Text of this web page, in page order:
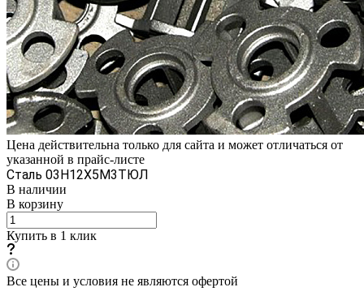
Цена действительна только для сайта и может отличаться от
указанной в прайс-листе
Сталь 03Н12Х5М3ТЮЛ
В наличии
В корзину
Купить в 1 клик
Все цены и условия не являются офертой